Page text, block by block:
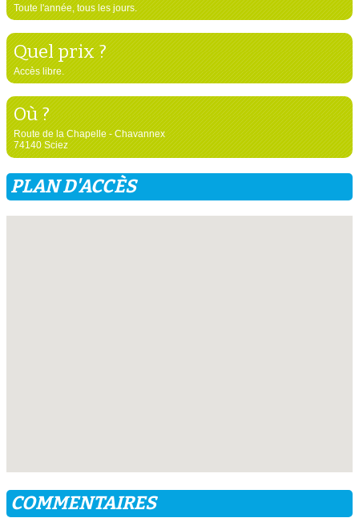
Toute l'année, tous les jours.
Quel prix ?
Accès libre.
Où ?
Route de la Chapelle - Chavannex
74140 Sciez
PLAN D'ACCÈS
COMMENTAIRES